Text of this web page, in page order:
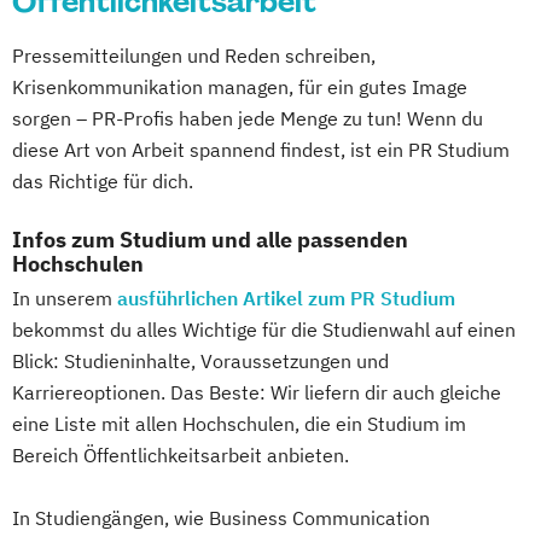
Pressemitteilungen und Reden schreiben,
Krisenkommunikation managen, für ein gutes Image
sorgen – PR-Profis haben jede Menge zu tun! Wenn du
diese Art von Arbeit spannend findest, ist ein PR Studium
das Richtige für dich.
Infos zum Studium und alle passenden
Hochschulen
In unserem ausführlichen Artikel zum PR Studium
bekommst du alles Wichtige für die Studienwahl auf einen
Blick: Studieninhalte, Voraussetzungen und
Karriereoptionen. Das Beste: Wir liefern dir auch gleiche
eine Liste mit allen Hochschulen, die ein Studium im
Bereich Öffentlichkeitsarbeit anbieten.
In Studiengängen, wie Business Communication